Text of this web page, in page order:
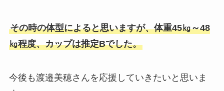
その時の体型によると思いますが、体重45㎏～48
㎏程度、カップは推定Bでした。
今後も渡邉美穂さんを応援していきたいと思いま